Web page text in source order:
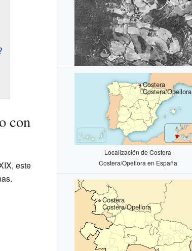
Costera
Costera/Opellora
Localización de Costera
Costera/Opellora en España
Costera
Costera/Opellora
con
este